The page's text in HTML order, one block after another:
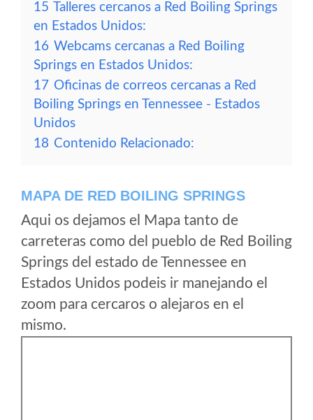
15 Talleres cercanos a Red Boiling Springs
en Estados Unidos:
16 Webcams cercanas a Red Boiling
Springs en Estados Unidos:
17 Oficinas de correos cercanas a Red
Boiling Springs en Tennessee - Estados
Unidos
18 Contenido Relacionado:
MAPA DE RED BOILING SPRINGS
Aqui os dejamos el Mapa tanto de
carreteras como del pueblo de Red Boiling
Springs del estado de Tennessee en
Estados Unidos podeis ir manejando el
zoom para cercaros o alejaros en el
mismo.